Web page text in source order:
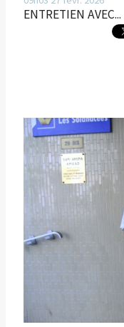
ENTRETIEN AVEC...